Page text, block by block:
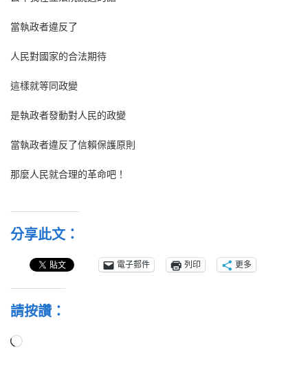
當執政者違反了
人民對國家的合法期待
這樣就等同政變
是執政者發動對人民的政變
當執政者違反了信賴保護原則
那麼人民就合理的革命吧！
分享此文：
電子郵件 列印 更多
請按讚：
正